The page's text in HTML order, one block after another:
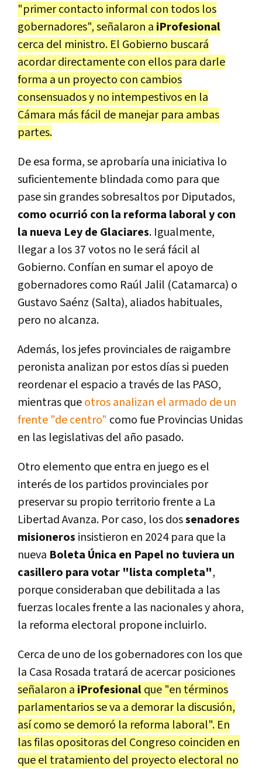
"primer contacto informal con todos los
gobernadores", señalaron a iProfesional
cerca del ministro. El Gobierno buscará
acordar directamente con ellos para darle
forma a un proyecto con cambios
consensuados y no intempestivos en la
Cámara más fácil de manejar para ambas
partes.
De esa forma, se aprobaría una iniciativa lo
suficientemente blindada como para que
pase sin grandes sobresaltos por Diputados,
como ocurrió con la reforma laboral y con
la nueva Ley de Glaciares. Igualmente,
llegar a los 37 votos no le será fácil al
Gobierno. Confían en sumar el apoyo de
gobernadores como Raúl Jalil (Catamarca) o
Gustavo Saénz (Salta), aliados habituales,
pero no alcanza.
Además, los jefes provinciales de raigambre
peronista analizan por estos días si pueden
reordenar el espacio a través de las PASO,
mientras queotros analizan el armado de un
frente "de centro" como fue Provincias Unidas
en las legislativas del año pasado.
Otro elemento que entra en juego es el
interés de los partidos provinciales por
preservar su propio territorio frente a La
Libertad Avanza. Por caso, los dossenadores
misioneros insistieron en 2024 para que la
nueva Boleta Única en Papel no tuviera un
casillero para votar "lista completa",
porque consideraban que debilitada a las
fuerzas locales frente a las nacionales y ahora,
la reforma electoral propone incluirlo.
Cerca de uno de los gobernadores con los que
la Casa Rosada tratará de acercar posiciones
señalaron a iProfesionalque "en términos
parlamentarios se va a demorar la discusión,
así como se demoró la reforma laboral". En
las filas opositoras del Congreso coinciden en
que el tratamiento del proyecto electoral no